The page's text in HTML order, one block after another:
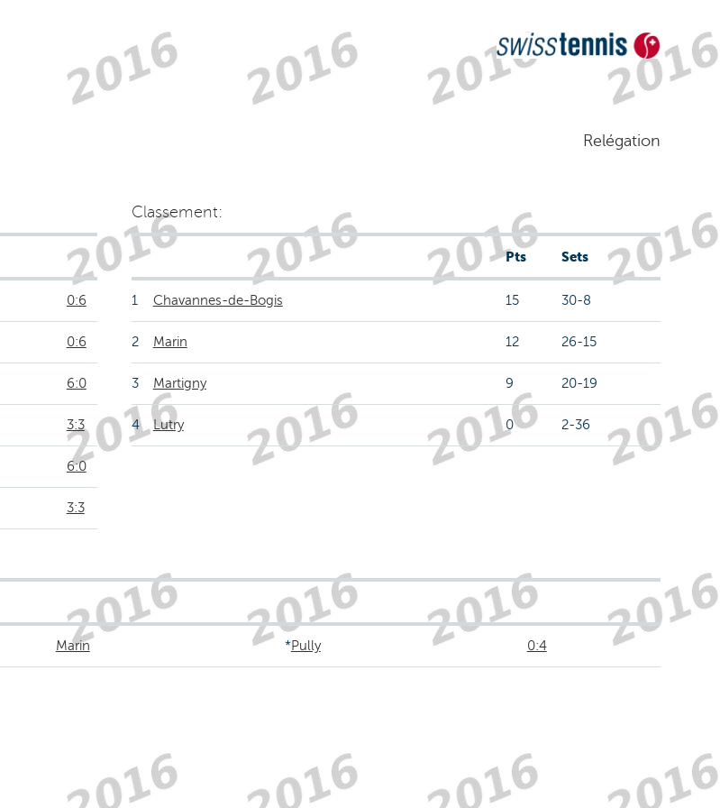
Relégation
0:6
0:6
6:0
3:3
6:0
3:3
Classement:
Pts Sets
1 Chavannes-de-Bogis 15 30-8
2 Marin 12 26-15
3 Martigny 9 20-19
4 Lutry 0 2-36
Marin *Pully 0:4